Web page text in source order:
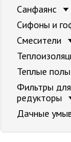
Санфаянс
Сифоны и
Смесители
Теплые полы
Фильтры
редукторы
Дачные